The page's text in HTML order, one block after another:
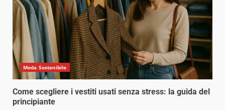
Moda Sostenibile
Come scegliere i vestiti usati senza stress: la guida del
principiante